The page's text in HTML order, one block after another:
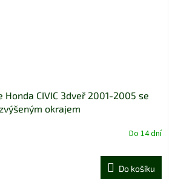
Honda CIVIC 3dveř 2001-2005 se
okrajem
Do 14 dní
Do košíku